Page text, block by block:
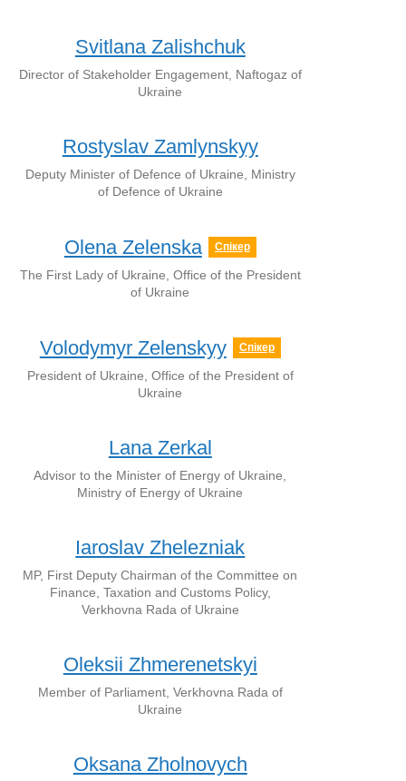
Svitlana Zalishchuk
Director of Stakeholder Engagement, Naftogaz of
Ukraine
Rostyslav Zamlynskyy
Deputy Minister of Defence of Ukraine, Ministry
of Defence of Ukraine
Olena Zelenska Спікер
The First Lady of Ukraine, Office of the President
of Ukraine
Volodymyr Zelenskyy Спікер
President of Ukraine, Office of the President of
Ukraine
Lana Zerkal
Advisor to the Minister of Energy of Ukraine,
Ministry of Energy of Ukraine
Iaroslav Zhelezniak
MP, First Deputy Chairman of the Committee on
Finance, Taxation and Customs Policy,
Verkhovna Rada of Ukraine
Oleksii Zhmerenetskyi
Member of Parliament, Verkhovna Rada of
Ukraine
Oksana Zholnovych